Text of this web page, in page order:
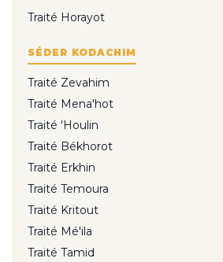
Traité Horayot
SÉDER KODACHIM
Traité Zevahim
Traité Mena'hot
Traité 'Houlin
Traité Békhorot
Traité Erkhin
Traité Temoura
Traité Kritout
Traité Mé'ila
Traité Tamid